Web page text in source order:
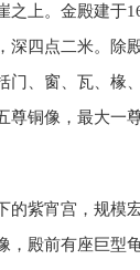
之上。金殿建于
深四点二米。除
门、窗、瓦、椽
尊铜像，最大一
的紫宵宫，规模
，殿前有座巨型